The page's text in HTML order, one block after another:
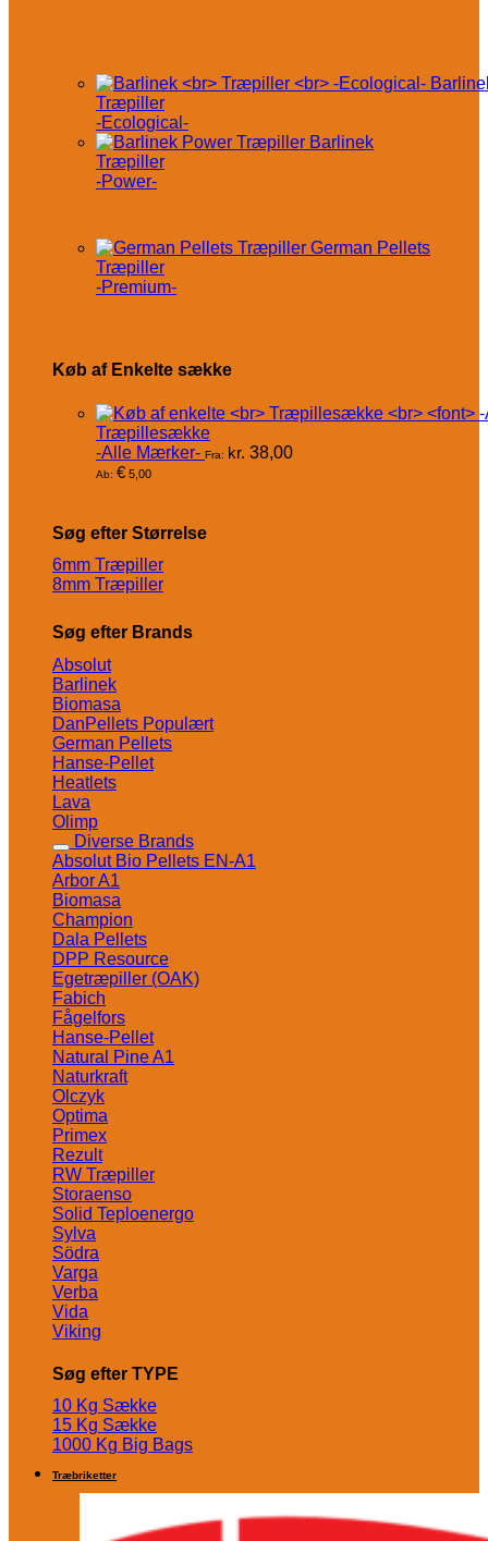
Træpiller
-Ecological-
Barlinek
Træpiller
-Power-
German Pellets
Træpiller
-Premium-
Køb af Enkelte sække
Træpillesække
-Alle Mærker- Fra: kr. 38,00
Ab: € 5,00
Søg efter Størrelse
6mm Træpiller
8mm Træpiller
Søg efter Brands
Absolut
Barlinek
Biomasa
DanPellets
German Pellets
Hanse-Pellet
Heatlets
Lava
Olimp
Diverse Brands
Absolut Bio Pellets EN-A1
Arbor A1
Biomasa
Champion
Dala Pellets
DPP Resource
Egetræpiller (OAK)
Fabich
Fågelfors
Hanse-Pellet
Natural Pine A1
Naturkraft
Olczyk
Optima
Primex
Rezult
RW Træpiller
Storaenso
Solid Teploenergo
Sylva
Södra
Varga
Verba
Vida
Viking
Søg efter TYPE
10 Kg Sække
15 Kg Sække
1000 Kg Big Bags
Træbriketter